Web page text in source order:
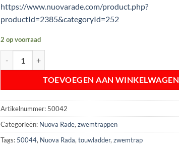
https://www.nuovarade.com/product.php?
productId=2385&categoryId=252
2 op voorraad
TOEVOEGEN AAN WINKELWAGEN
Artikelnummer: 50042
Categorieën: Nuova Rade,zwemtrappen
Tags: 50044, Nuova Rada,touwladder,zwemtrap